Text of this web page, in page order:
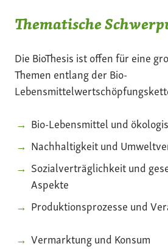
Thematische
Die BioThesis ist offen für eine
Themen entlang der Bio-
Bio-Lebensmittel und
Nachhaltigkeit und
Sozialverträglichkeit und
Aspekte
Produktionsprozesse und
Vermarktung und Konsum